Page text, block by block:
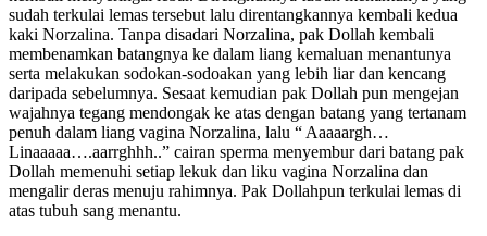
sudah terkulai lemas tersebut lalu direntangkannya kembali kedua
kaki Norzalina. Tanpa disadari Norzalina, pak Dollah kembali
membenamkan batangnya ke dalam liang kemaluan menantunya
serta melakukan sodokan-sodoakan yang lebih liar dan kencang
daripada sebelumnya. Sesaat kemudian pak Dollah pun mengejan
wajahnya tegang mendongak ke atas dengan batang yang tertanam
penuh dalam liang vagina Norzalina, lalu “ Aaaaargh…
Linaaaaa….aarrghhh..” cairan sperma menyembur dari batang pak
Dollah memenuhi setiap lekuk dan liku vagina Norzalina dan
mengalir deras menuju rahimnya. Pak Dollahpun terkulai lemas di
atas tubuh sang menantu.